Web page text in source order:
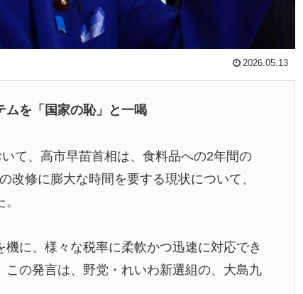
知ってしまったディズニー信者、帰国後『本家』に
全に真逆 → 「予想通りの結果」「この2人は合体し
張に対して強く抗議したらしい → 「もはや毎年の恒
制」導入に異議申す！ドーム球場でやれ
一生食えないなら何を捨てる？」
を言ってくれているぞ！アメリカの良さを再発見で
する中国www」
2026.05.13
ムを「国家の恥」と一喝
て、高市早苗首相は、食料品への2年間の
改修に膨大な時間を要する現状について、
に、様々な税率に柔軟かつ迅速に対応でき
の発言は、野党・れいわ新選組の、大島九